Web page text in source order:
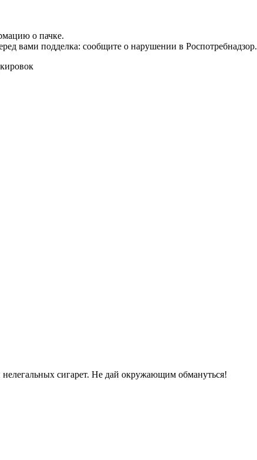
о пачке.
вами подделка: сообщите о нарушении в Роспотребнадзор.
сигарет. Не дай окружающим обмануться!